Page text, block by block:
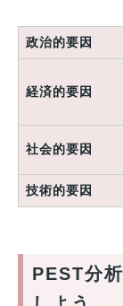
政治的要因
経済的要因
社会的要因
技術的要因
PEST分